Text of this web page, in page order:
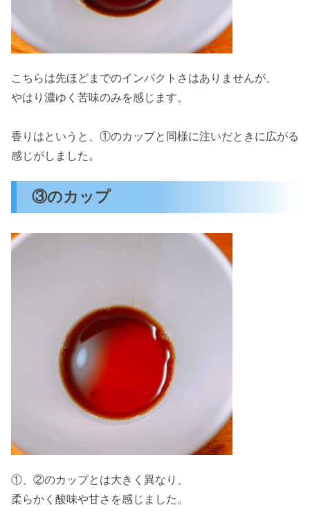
こちらは先ほどまでのインパクトさはありませんが、
やはり濃ゆく苦味のみを感じます。
香りはというと、①のカップと同様に注いだときに広がる
感じがしました。
③のカップ
①、②のカップとは大きく異なり、
柔らかく酸味や甘さを感じました。